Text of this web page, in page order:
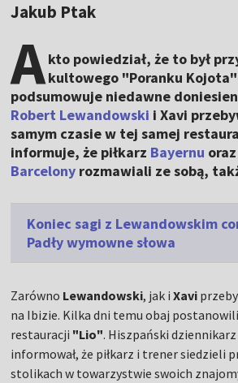
Jakub Ptak
Akto powiedział, że to był
kultowego "Poranku
podsumowuje niedawne
Robert Lewandowski i Xavi
samym czasie w tej samej
informuje, że piłkarz Bayernu
Barcelony rozmawiali ze sobą,
Koniec sagi z Lewandowskim
Padły wymowne słowa
Zarówno Lewandowski, jak iXavi
na Ibizie. Kilka dni temu obaj
restauracji "Lio". Hiszpański
informował, że piłkarz i trener siedzieli
stolikach w towarzystwie swoich